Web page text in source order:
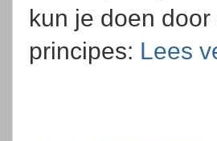
kun je doen
principes: Lees